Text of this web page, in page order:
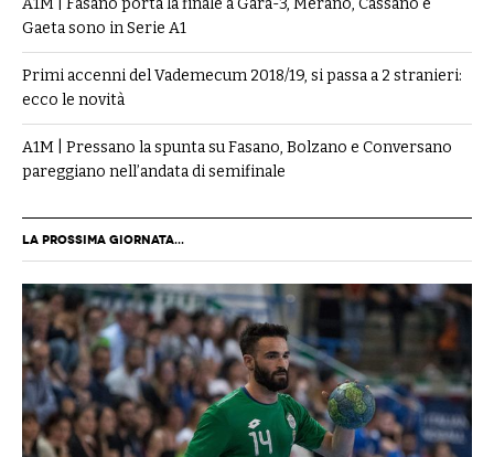
A1M | Fasano porta la finale a Gara-3, Merano, Cassano e
Gaeta sono in Serie A1
Primi accenni del Vademecum 2018/19, si passa a 2 stranieri:
ecco le novità
A1M | Pressano la spunta su Fasano, Bolzano e Conversano
pareggiano nell’andata di semifinale
LA PROSSIMA GIORNATA...